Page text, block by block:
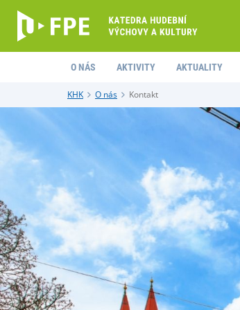
O NÁS AKTIVITY AKTUALITY
KHK O nás Kontakt